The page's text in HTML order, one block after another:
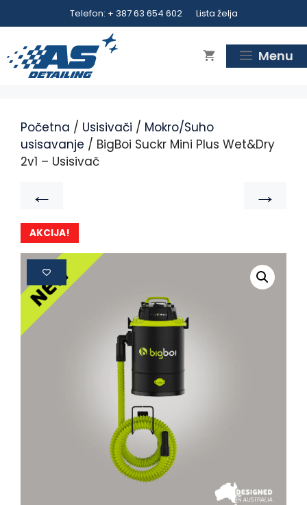
Telefon: + 387 63 654 602 Lista želja
Menu
Početna / Usisivači / Mokro/Suho
usisavanje / BigBoi Suckr Mini Plus Wet&Dry
2v1 – Usisivač
← →
AKCIJA!